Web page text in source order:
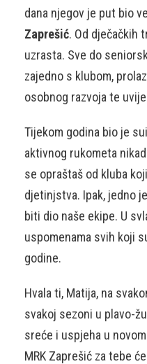
dana njegov je put bio
Zaprešić. Od dječačkih
uzrasta. Sve do
zajedno s klubom,
osobnog razvoja te
Tijekom godina bio je
aktivnog rukometa
se opraštaš od kluba
djetinjstva. Ipak, jedno
biti dio naše ekipe. U
uspomenama svih koji
godine.
Hvala ti, Matija, na
svakoj sezoni u plavo-
sreće i uspjeha u
MRK Zaprešić za tebe